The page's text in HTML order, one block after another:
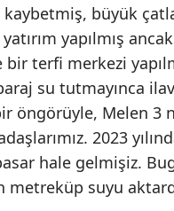
büyük
yapılmış
terfi merkezi
su tutmayınca
öngörüyle, Melen 3
2023
hale gelmişiz.
suyu